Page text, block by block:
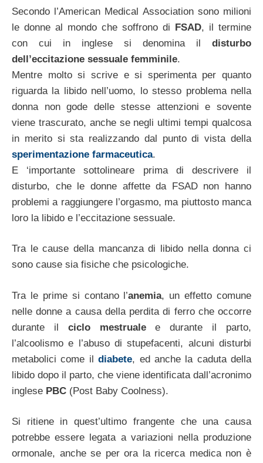
Secondo l’American Medical Association sono milioni
le donne al mondo che soffrono di FSAD, il termine
con cui in inglese si denomina il disturbo
dell’eccitazione sessuale femminile.
Mentre molto si scrive e si sperimenta per quanto
riguarda la libido nell’uomo, lo stesso problema nella
donna non gode delle stesse attenzioni e sovente
viene trascurato, anche se negli ultimi tempi qualcosa
in merito si sta realizzando dal punto di vista della
sperimentazione farmaceutica.
E ‘importante sottolineare prima di descrivere il
disturbo, che le donne affette da FSAD non hanno
problemi a raggiungere l’orgasmo, ma piuttosto manca
loro la libido e l’eccitazione sessuale.
Tra le cause della mancanza di libido nella donna ci
sono cause sia fisiche che psicologiche.
Tra le prime si contano l’anemia, un effetto comune
nelle donne a causa della perdita di ferro che occorre
durante il ciclo mestrualee durante il parto,
l’alcoolismo e l’abuso di stupefacenti, alcuni disturbi
metabolici come ildiabete, ed anche la caduta della
libido dopo il parto, che viene identificata dall’acronimo
inglese PBC (Post Baby Coolness).
Si ritiene in quest’ultimo frangente che una causa
potrebbe essere legata a variazioni nella produzione
ormonale, anche se per ora la ricerca medica non è